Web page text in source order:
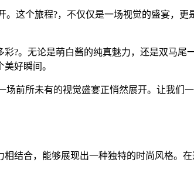
这个旅程?，不仅仅是一场视觉的盛宴，
?。无论是萌白酱的纯真魅力，还是双马
好瞬间。
前所未有的视觉盛宴正悄然展开。让我们
结合，能够展现出一种独特的时尚风格。